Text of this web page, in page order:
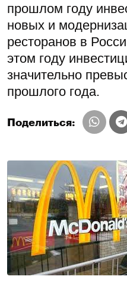
прошлом году
новых и
ресторанов в
этом году
значительно
прошлого года.
Поделиться: